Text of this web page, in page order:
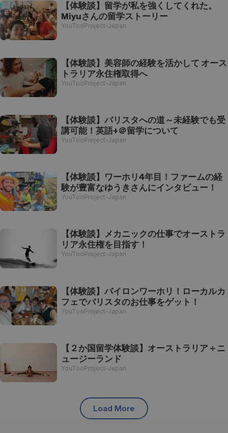
【体験談】留学が私を強くしてくれた。
Miyuさんの留学ストーリー
YouTooProject-Japan
【体験談】美容師の経験を活かして オース
トラリア永住権取得へ
YouTooProject-Japan
【体験談】バリスタへの道～未経験でも受
講可能！英語+＠留学について
YouTooProject-Japan
【体験談】ワーホリ4年目！ファームの経
験が豊富なゆうきさんにインタビュー！
YouTooProject-Japan
【体験談】メカニックの仕事でオーストラ
リア永住権を目指す！
YouTooProject-Japan
【体験談】バイロンワーホリ！ローカルカ
フェでバリスタのお仕事をゲット！
YouTooProject-Japan
【２か国留学体験談】オーストラリア＋ニ
ュージーランド
YouTooProject-Japan
Load More